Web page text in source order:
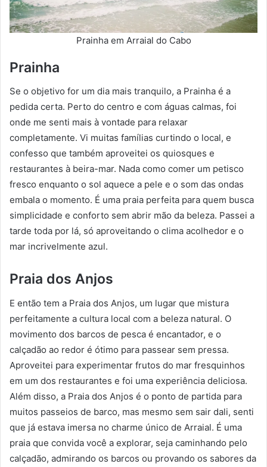
Prainha em Arraial do Cabo
Prainha
Se o objetivo for um dia mais tranquilo, a Prainha é a
pedida certa. Perto do centro e com águas calmas, foi
onde me senti mais à vontade para relaxar
completamente. Vi muitas famílias curtindo o local, e
confesso que também aproveitei os quiosques e
restaurantes à beira-mar. Nada como comer um petisco
fresco enquanto o sol aquece a pele e o som das ondas
embala o momento. É uma praia perfeita para quem busca
simplicidade e conforto sem abrir mão da beleza. Passei a
tarde toda por lá, só aproveitando o clima acolhedor e o
mar incrivelmente azul.
Praia dos Anjos
E então tem a Praia dos Anjos, um lugar que mistura
perfeitamente a cultura local com a beleza natural. O
movimento dos barcos de pesca é encantador, e o
calçadão ao redor é ótimo para passear sem pressa.
Aproveitei para experimentar frutos do mar fresquinhos
em um dos restaurantes e foi uma experiência deliciosa.
Além disso, a Praia dos Anjos é o ponto de partida para
muitos passeios de barco, mas mesmo sem sair dali, senti
que já estava imersa no charme único de Arraial. É uma
praia que convida você a explorar, seja caminhando pelo
calçadão, admirando os barcos ou provando os sabores da